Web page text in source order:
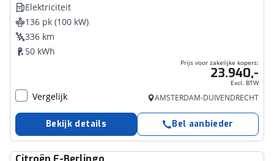
Elektriciteit
136 pk (100 kW)
336 km
50 kWh
Prijs voor zakelijke kopers:
23.940,-
Excl. BTW
Vergelijk AMSTERDAM-DUIVENDRECHT
Bekijk details Bel aanbieder